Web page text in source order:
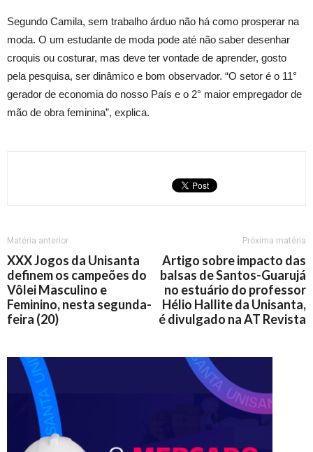
Segundo Camila, sem trabalho árduo não há como prosperar na
moda. O um estudante de moda pode até não saber desenhar
croquis ou costurar, mas deve ter vontade de aprender, gosto
pela pesquisa, ser dinâmico e bom observador. “O setor é o 11°
gerador de economia do nosso País e o 2° maior empregador de
mão de obra feminina”, explica.
Matéria anterior
XXX Jogos da Unisanta
definem os campeões do
Vôlei Masculino e
Feminino, nesta segunda-
feira (20)
Próxima matéria
Artigo sobre impacto das
balsas de Santos-Guarujá
no estuário do professor
Hélio Hallite da Unisanta,
é divulgado na AT Revista